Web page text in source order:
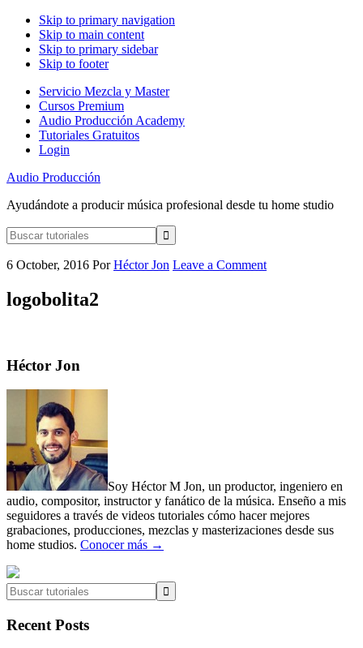
Skip to primary navigation
Skip to main content
Skip to primary sidebar
Skip to footer
Servicio Mezcla y Master
Cursos Premium
Audio Producción Academy
Tutoriales Gratuitos
Login
Audio Producción
Ayudándote a producir música profesional desde tu home studio
Buscar
tutoriales
6 October, 2016 PorHéctor Jon Leave a Comment
logobolita2
Primary
Sidebar
Héctor Jon
Soy Héctor M Jon, un productor, ingeniero en
audio, compositor, instructor y fanático de la música. Enseño a mis
seguidores a través de videos tutoriales cómo hacer mejores
grabaciones, producciones, mezclas y masterizaciones desde sus
home studios. Conocer más →
Buscar
tutoriales
Recent Posts